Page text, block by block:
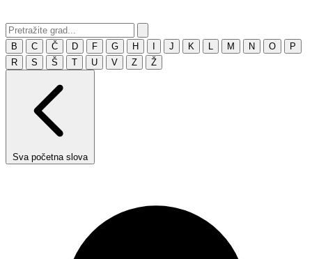
B C Č D F G H J K M N O
P
R
S Š T U V Z Ž
Sva početna slova